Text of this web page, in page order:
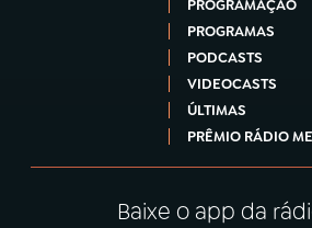
PROGRAMAÇÃO
PROGRAMAS
PODCASTS
VIDEOCASTS
ÚLTIMAS
PRÊMIO RÁDIO
Baixe o app da